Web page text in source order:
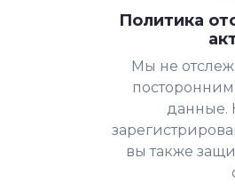
Политика
Мы не
данные.
вы также